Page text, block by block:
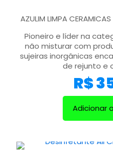
AZULIM LIMPA
Pioneiro e líder na
não misturar com
sujeiras inorgânicas
de rejunto e
R$
Adicionar